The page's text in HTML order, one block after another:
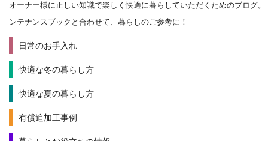
オーナー様に正しい知識で楽しく快適に暮らしていただくためのブログ。
ンテナンスブックと合わせて、暮らしのご参考に！
日常のお手入れ
快適な冬の暮らし方
快適な夏の暮らし方
有償追加工事例